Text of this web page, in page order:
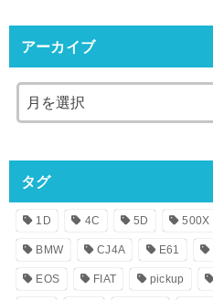
アーカイブ
タグ
1D 4C 5D 500X
BMW CJ4A E61
EOS FIAT pickup